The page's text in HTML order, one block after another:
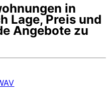
in
Lage, Preis und
Angebote zu